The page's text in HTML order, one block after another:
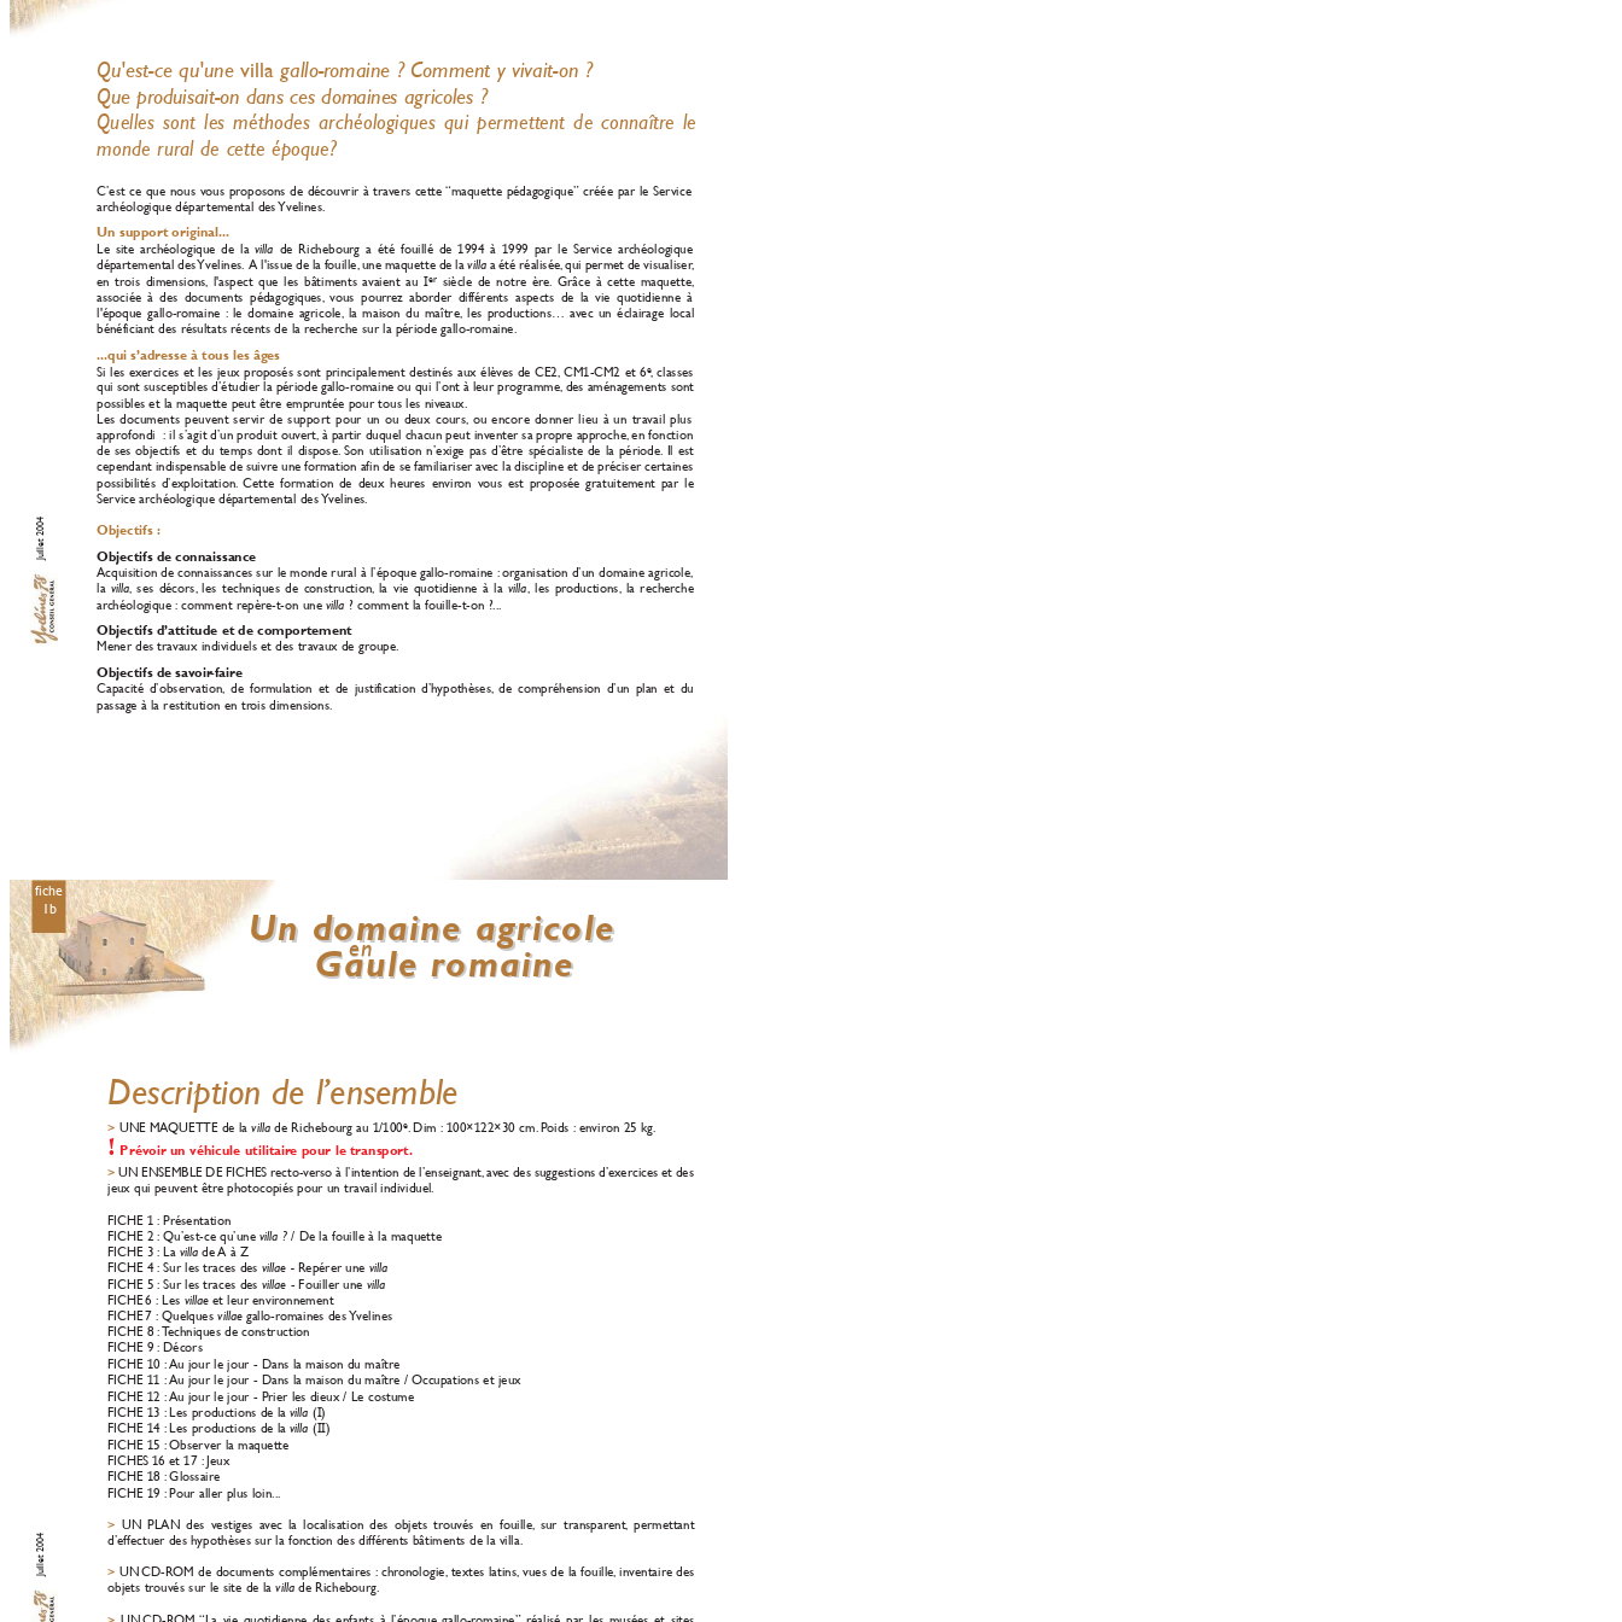
Qu'est-ce qu'une villa gallo-romaine ? Comment y vivait-on ?
Que produisait-on dans ces domaines agricoles ?
Quelles sont les méthodes archéologiques qui permettent de connaître le
monde rural de cette époque?
C’est ce que nous vous proposons de découvrir à travers cette “maquette pédagogique” créée par le Service
archéologique départemental des Yvelines.
Un support original...
Le site archéologique de la villa de Richebourg a été fouillé de 1994 à 1999 par le Service archéologique
départemental des Yvelines. A l'issue de la fouille, une maquette de la villa a été réalisée, qui permet de visualiser,
en trois dimensions, l'aspect que les bâtiments avaient au Ier siècle de notre ère. Grâce à cette maquette,
associée à des documents pédagogiques, vous pourrez aborder différents aspects de la vie quotidienne à
l'époque gallo-romaine : le domaine agricole la maison du maître, les productions… avec un éclairage local
bénéficiant des résultats récents de la recherche sur la période gallo-romaine.
...qui s’adresse à tous les âges
Si les exercices et les jeux proposés sont principalement destinés aux élèves de CE2, CM1-CM2 et 6e, classes
qui sont susceptibles d’étudier la période gallo-romaine ou qui l’ont à leur programme, des aménagements sont
possibles et la maquette peut être empruntée pour tous les niveaux.
Les documents peuvent servir de support pour un ou deux cours, ou encore donner lieu à un travail plus
approfondi  : il s’agit d’un produit ouvert, à partir duquel chacun peut inventer sa propre approche, en fonction
de ses objectifs et du temps dont il dispose. Son utilisation n’exige pas d’être spécialiste de la période. Il est
cependant indispensable de suivre une formation afin de se familiariser avec la discipline et de préciser certaines
possibilités d’exploitation. Cette formation de deux heures environ vous est proposée gratuitement par le
Service archéologique départemental des Yvelines.
Objectifs :
Objectifs de connaissance
Acquisition de connaissances sur le monde rural à l’époque gallo-romaine :organisation d’un domaine agricole,
la villa, ses décors, les techniques de construction, la vie quotidienne à la villa, les productions, la recherche
archéologique : comment repère-t-on une villa ? comment la fouille-t-on ?...
Objectifs d’attitude et de comportement
Mener des travaux individuels et des travaux de groupe.
Objectifs de savoir-faire
Capacité d’observation, de formulation et de justification d’hypothèses, de compréhension d’un plan et du
passage à la restitution en trois dimensions.
Juillet 2004
Un domaine agricole
Un domaine agricole
Gaule r
Gaule romaine
omaine
en
en
fiche
1b
Juillet 2004
Description de l’ensemble
> UNE MAQUETTE de la villa de Richebourg au 1/100e. Dim : 100×122×30 cm. Poids : environ 25 kg.
! Prévoir un véhicule utilitaire pour le transport.
> UN ENSEMBLE DE FICHES recto-verso à l’intention de l’enseignant, avec des suggestions d’exercices et des
jeux qui peuvent être photocopiés pour un travail individuel.
FICHE 1: Présentation
FICHE 2 : Qu’est-ce qu’une villa ? / De la fouille à la maquette
FICHE 3 : La villa de A à Z
FICHE 4 : Sur les traces des villae - Repérer une villa
FICHE 5 : Sur les traces des villae - Fouiller une villa
FICHE6 : Les villae et leur environnement
FICHE7 : Quelques villae gallo-romaines des Yvelines
FICHE 8 :Techniques de construction
FICHE 9 : Décors
FICHE 10 :Au jour le jour - Dans la maison du maître
FICHE 11 :Au jour le jour - Dans la maison du maître / Occupations et jeux
FICHE 12 :Au jour le jour - Prier les dieux / Le costume
FICHE 13 :Les productions de la villa (I)
FICHE 14 :Les productions de la villa (II)
FICHE 1 5 :Observer la maquette
FICHES 16 et 17 :Jeux
FICHE 18 :Glossaire
FICHE 19 :Pour aller plus loin...
> UN PLAN des vestiges avec la localisation des objets trouvés en fouille, sur transparent, permettant
d’effectuer des hypothèses sur la fonction des différents bâtiments de la villa.
> UNCD-ROM de documents complémentaires : chronologie textes latins, vues de la fouille, inventaire des
objets trouvés sur le site de la villa de Richebourg.